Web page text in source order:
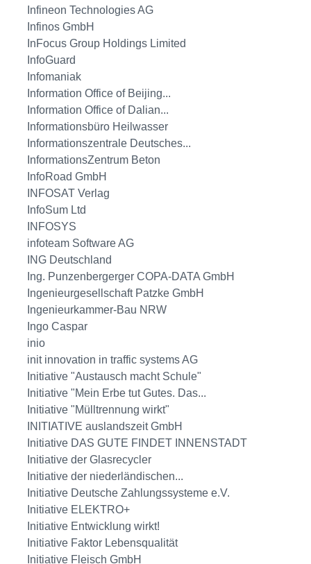
Infineon Technologies AG
Infinos GmbH
InFocus Group Holdings Limited
InfoGuard
Infomaniak
Information Office of Beijing...
Information Office of Dalian...
Informationsbüro Heilwasser
Informationszentrale Deutsches...
InformationsZentrum Beton
InfoRoad GmbH
INFOSAT Verlag
InfoSum Ltd
INFOSYS
infoteam Software AG
ING Deutschland
Ing. Punzenbergerger COPA-DATA GmbH
Ingenieurgesellschaft Patzke GmbH
Ingenieurkammer-Bau NRW
Ingo Caspar
inio
init innovation in traffic systems AG
Initiative "Austausch macht Schule"
Initiative "Mein Erbe tut Gutes. Das...
Initiative "Mülltrennung wirkt"
INITIATIVE auslandszeit GmbH
Initiative DAS GUTE FINDET INNENSTADT
Initiative der Glasrecycler
Initiative der niederländischen...
Initiative Deutsche Zahlungssysteme e.V.
Initiative ELEKTRO+
Initiative Entwicklung wirkt!
Initiative Faktor Lebensqualität
Initiative Fleisch GmbH